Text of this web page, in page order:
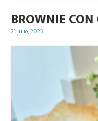
BROWNIE
Posted
21 julio, 2023